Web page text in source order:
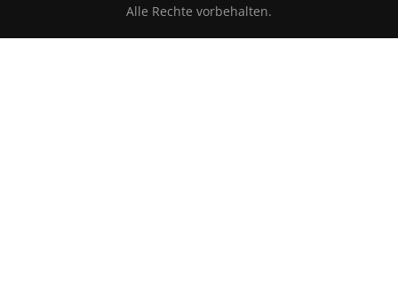
Alle Rechte vorbehalten.